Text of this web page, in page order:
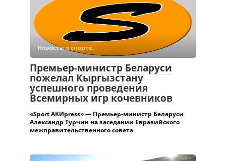
Новости о спорте.
Премьер-министр Беларуси
пожелал Кыргызстану
успешного проведения
Всемирных игр кочевников
«Sport АКИpress» — Премьер-министр Беларуси
Александр Турчин на заседании Евразийского
межправительственного совета